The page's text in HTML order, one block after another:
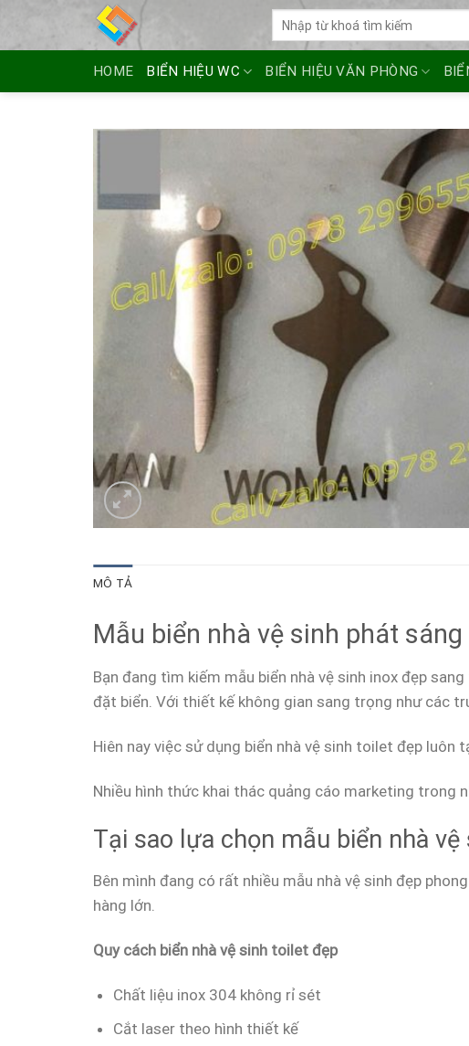
HOME BIỂN HIỆU WC BIỂN HIỆU VĂN PHÒNG
MÔ TẢ
Mẫu biển nhà vệ sinh phát
Bạn đang tìm kiếm mẫu biển nhà vệ sinh inox đẹp
đặt biển. Với thiết kế không gian sang trọng như các
Hiên nay việc sử dụng biển nhà vệ sinh toilet đẹp luôn
Nhiều hình thức khai thác quảng cáo marketing trong
Tại sao lựa chọn mẫu biển nhà
Bên mình đang có rất nhiều mẫu nhà vệ sinh đẹp
hàng lớn.
Quy cách biển nhà vệ sinh toilet đẹp
Chất liệu inox 304 không rỉ sét
Cắt laser theo hình thiết kế